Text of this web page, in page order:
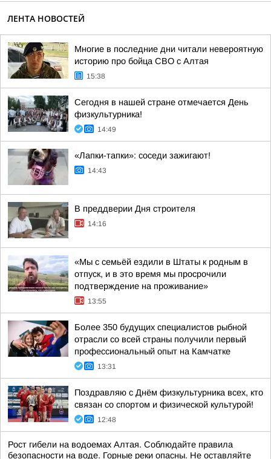
ЛЕНТА НОВОСТЕЙ
Многие в последние дни читали невероятную
историю про бойца СВО с Алтая
15:38
Сегодня в нашей стране отмечается День
физкультурника!
14:49
«Лапки-тапки»: соседи зажигают!
14:43
В преддверии Дня строителя
14:16
«Мы с семьёй ездили в Штаты к родным в
отпуск, и в это время мы просрочили
подтверждение на проживание»
13:55
Более 350 будущих специалистов рыбной
отрасли со всей страны получили первый
профессиональный опыт на Камчатке
13:31
Поздравляю с Днём физкультурника всех, кто
связан со спортом и физической культурой!
12:48
Рост гибели на водоемах Алтая. Соблюдайте правила
безопасности на воде. Горные реки опасны. Не оставляйте